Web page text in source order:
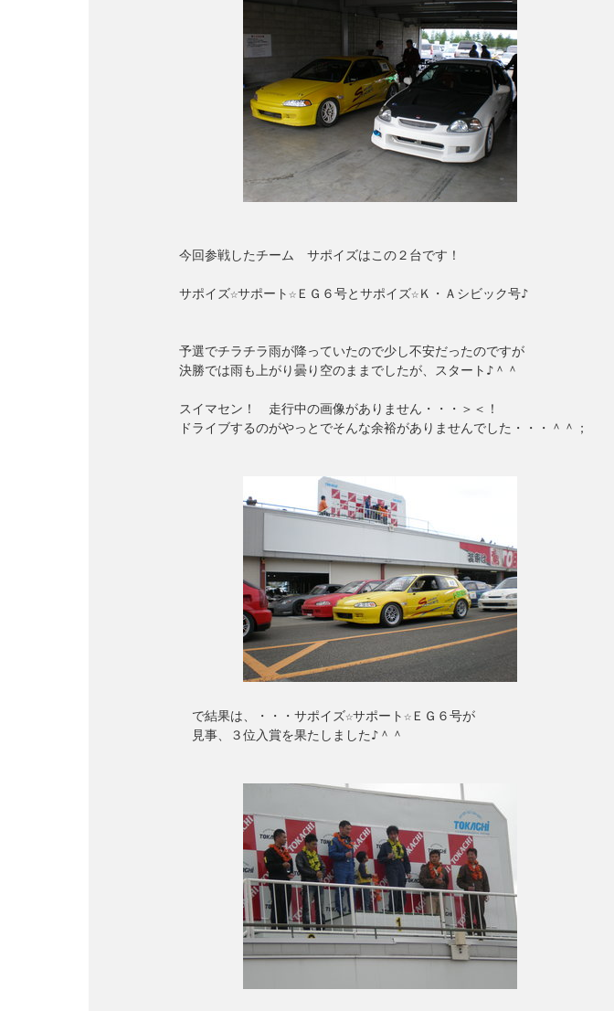
今回参戦したチーム　サポイズはこの２台です！
サポイズ☆サポート☆ＥＧ６号とサポイズ☆Ｋ・Ａシビック号♪
予選でチラチラ雨が降っていたので少し不安だったのですが
決勝では雨も上がり曇り空のままでしたが、スタート♪＾＾
スイマセン！　走行中の画像がありません・・・＞＜！
ドライブするのがやっとでそんな余裕がありませんでした・・・＾＾；
で結果は、・・・サポイズ☆サポート☆ＥＧ６号が
見事、３位入賞を果たしました♪＾＾